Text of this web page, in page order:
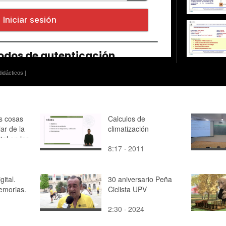
]
cosas
de la
en los
de
Calculos de
climatización
8:17 · 2011
30 aniversario Peña
Ciclista UPV
2:30 · 2024